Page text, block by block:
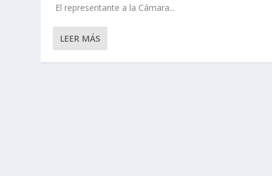
El representante a la Cámara...
LEER MÁS